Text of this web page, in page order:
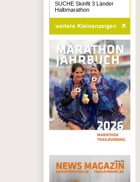
SUCHE Skinfit 3 Länder
Halbmarathon